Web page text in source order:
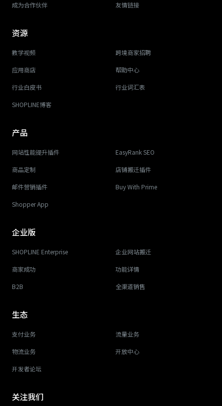
成为合作伙伴 友情链接
资源
教学视频 跨境商家招聘
应用商店 帮助中心
行业白皮书 行业词汇表
SHOPLINE博客
产品
网站性能提升插件 EasyRank SEO
商品定制 店铺搬迁插件
邮件营销插件 Buy With Prime
Shopper App
企业版
SHOPLINE Enterprise 企业网站搬迁
商家成功 功能详情
B2B 全渠道销售
生态
支付业务 流量业务
物流业务 开放中心
开发者论坛
关注我们